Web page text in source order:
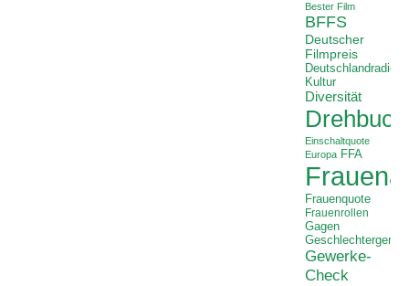
Bester Film
BFFS
Deutscher
Filmpreis
Deutschlandradio
Kultur
Diversität
Drehbuch
Einschaltquote
Europa FFA
Frauenquote
Frauenrollen
Gagen
Gewerke-
Check